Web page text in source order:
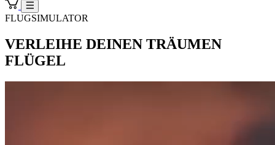
FLUGSIMULATOR
VERLEIHE DEINEN TRÄUMEN
FLÜGEL